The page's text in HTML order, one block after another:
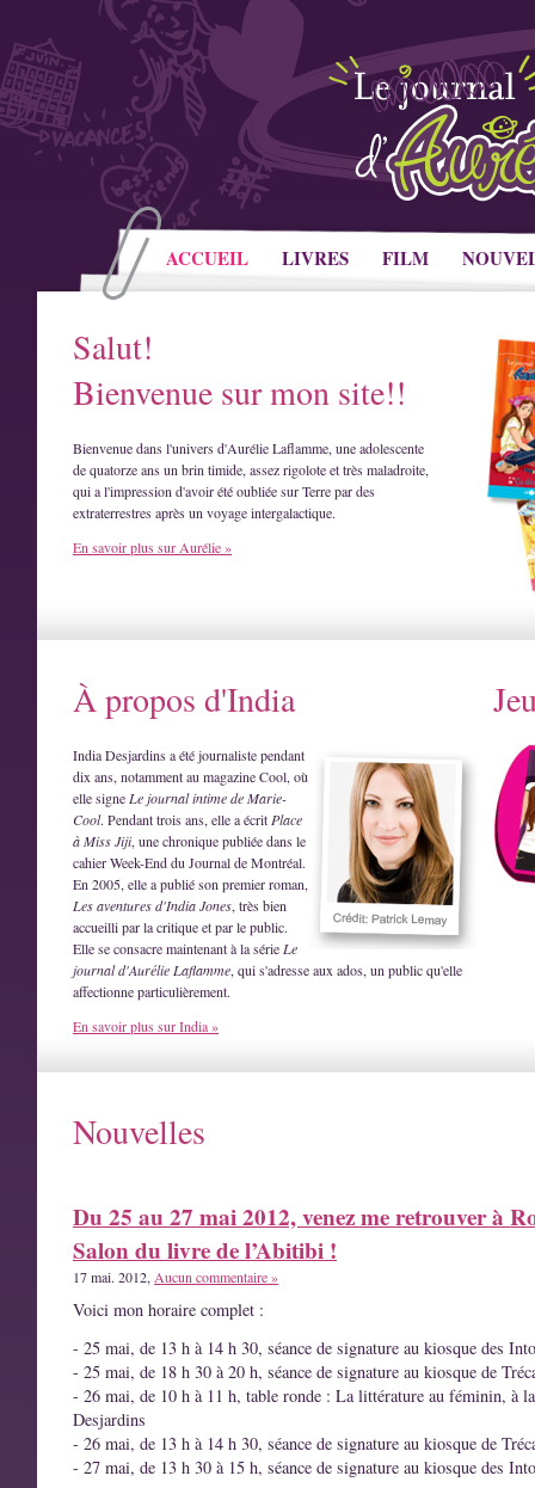
ACCUEIL LIVRES FILM
Salut!
Bienvenue sur mon site!!
Bienvenue dans l'univers d'Aurélie Laflamme, une adolescente
de quatorze ans un brin timide, assez rigolote et très maladroite,
qui a l'impression d'avoir été oubliée sur Terre par des
extraterrestres après un voyage intergalactique.
En savoir plus sur Aurélie »
À propos d'India
India Desjardins a été journaliste pendant
dix ans, notamment au magazine Cool, où
elle signe Le journal intime de Marie-
Cool. Pendant trois ans, elle a écrit Place
à Miss Jiji, une chronique publiée dans le
cahier Week-End du Journal de Montréal.
En 2005, elle a publié son premier roman,
Les aventures d'India Jones, très bien
accueilli par la critique et par le public.
Elle se consacre maintenant à la série Le
journal d'Aurélie Laflamme, qui s'adresse aux ados, un public qu'elle
affectionne particulièrement.
En savoir plus sur India »
Nouvelles
Du 25 au 27 mai 2012, venez me retrouver à
Salon du livre de l’Abitibi !
17 mai. 2012, Aucun commentaire »
Voici mon horaire complet :
- 25 mai, de 13 h à 14 h 30, séance de signature au kiosque des
- 25 mai, de 18 h 30 à 20 h, séance de signature au kiosque de
- 26 mai, de 10 h à 11 h, table ronde : La littérature au féminin, à
Desjardins
- 26 mai, de 13 h à 14 h 30, séance de signature au kiosque de
- 27 mai, de 13 h 30 à 15 h, séance de signature au kiosque des